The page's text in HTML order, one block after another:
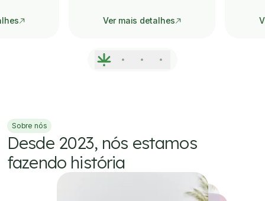
Ver mais detalhes
Sobre nós
Desde 2023, nós estamos
fazendo história